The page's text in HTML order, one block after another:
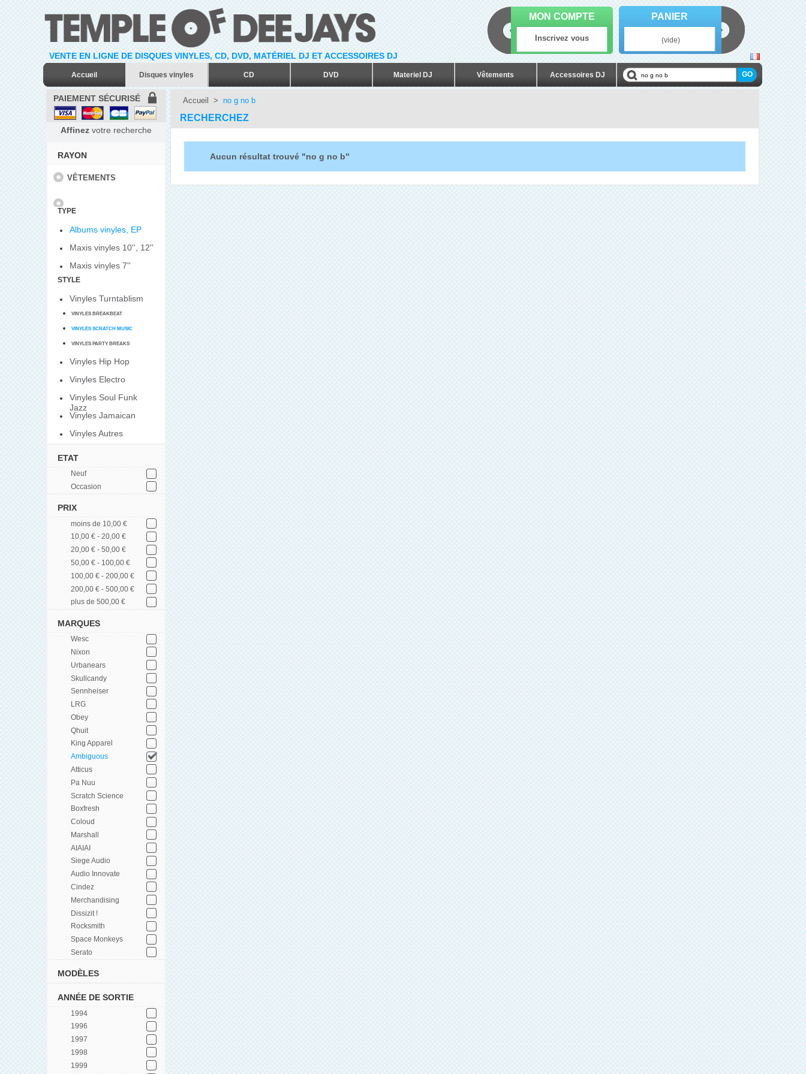
VENTE EN LIGNE DE DISQUES VINYLES, CD, DVD, MATÉRIEL DJ ET ACCESSOIRES DJ
Accueil Disques vinyles CD DVD Materiel DJ Vêtements Accessoires DJ
MON COMPTE
Inscrivez vous
PANIER
(vide)
PAIEMENT SÉCURISÉ
Affinez votre recherche
RAYON
VÊTEMENTS
TYPE
Albums vinyles, EP
Maxis vinyles 10'', 12''
Maxis vinyles 7''
STYLE
Vinyles Turntablism
VINYLES BREAKBEAT
VINYLES SCRATCH MUSIC
VINYLES PARTY BREAKS
Vinyles Hip Hop
Vinyles Electro
Vinyles Soul Funk
Jazz
Vinyles Jamaican
Vinyles Autres
ETAT
Neuf
Occasion
PRIX
moins de 10,00 €
10,00 € - 20,00 €
20,00 € - 50,00 €
50,00 € - 100,00 €
100,00 € - 200,00 €
200,00 € - 500,00 €
plus de 500,00 €
MARQUES
Wesc
Nixon
Urbanears
Skullcandy
Sennheiser
LRG
Obey
Qhuit
King Apparel
Ambiguous
Atticus
Pa Nuu
Scratch Science
Boxfresh
Coloud
Marshall
AIAIAI
Siege Audio
Audio Innovate
Cindez
Merchandising
Dissizit !
Rocksmith
Space Monkeys
Serato
MODÈLES
ANNÉE DE SORTIE
1994
1996
1997
1998
1999
Accueil > no g no b
RECHERCHEZ
Aucun résultat trouvé "no g no b"